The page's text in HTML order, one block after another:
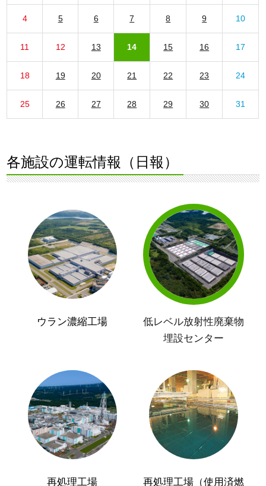
4 5 6 7 8 9 10
11 12 13 14 15 16 17
18 19 20 21 22 23 24
25 26 27 28 29 30 31
各施設の運転情報（日報）
ウラン濃縮工場
低レベル放射性廃棄物
埋設センター
再処理工場
再処理工場（使用済燃